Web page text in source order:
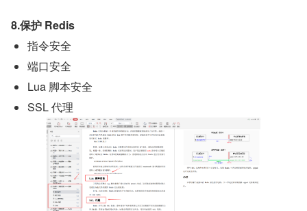
8.保护 Redis
指令安全
端口安全
Lua 脚本安全
SSL 代理